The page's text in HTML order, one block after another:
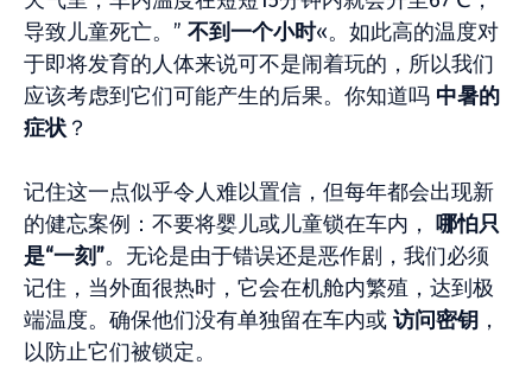
导致儿童死亡。” 不到一个小时«。如此高的温度对
于即将发育的人体来说可不是闹着玩的，所以我们
应该考虑到它们可能产生的后果。你知道吗 中暑的
症状 ？
记住这一点似乎令人难以置信，但每年都会出现新
的健忘案例：不要将婴儿或儿童锁在车内， 哪怕只
是“一刻”。无论是由于错误还是恶作剧，我们必须
记住，当外面很热时，它会在机舱内繁殖，达到极
端温度。确保他们没有单独留在车内或 访问密钥 ，
以防止它们被锁定。